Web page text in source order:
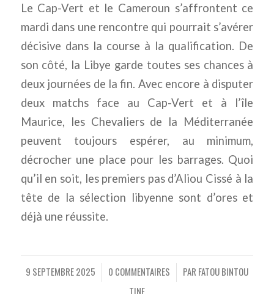
Le Cap-Vert et le Cameroun s’affrontent ce
mardi dans une rencontre qui pourrait s’avérer
décisive dans la course à la qualification. De
son côté, la Libye garde toutes ses chances à
deux journées de la fin. Avec encore à disputer
deux matchs face au Cap-Vert et à l’île
Maurice, les Chevaliers de la Méditerranée
peuvent toujours espérer, au minimum,
décrocher une place pour les barrages. Quoi
qu’il en soit, les premiers pas d’Aliou Cissé à la
tête de la sélection libyenne sont d’ores et
déjà une réussite.
9 SEPTEMBRE 2025
/ 0 COMMENTAIRES
/ PAR FATOU BINTOU
TINE